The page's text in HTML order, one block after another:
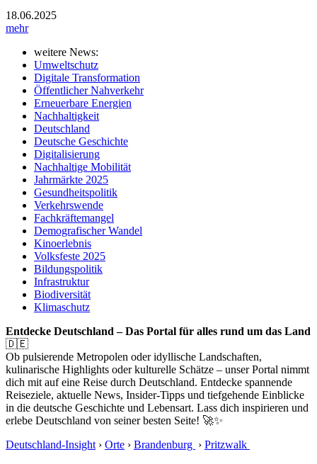
18.06.2025
mehr
weitere News:
Umweltschutz
Digitale Transformation
Öffentlicher Nahverkehr
Erneuerbare Energien
Nachhaltigkeit
Deutschland
Deutsche Geschichte
Digitalisierung
Nachhaltige Mobilität
Jahrmärkte 2025
Gesundheitspolitik
Verkehrswende
Fachkräftemangel
Demografischer Wandel
Kinoerlebnis
Volksfeste 2025
Bildungspolitik
Infrastruktur
Biodiversität
Klimaschutz
Entdecke Deutschland – Das Portal für alles rund um das Land
🇩🇪
Ob pulsierende Metropolen oder idyllische Landschaften,
kulinarische Highlights oder kulturelle Schätze – unser Portal nimmt
dich mit auf eine Reise durch Deutschland. Entdecke spannende
Reiseziele, aktuelle News, Insider-Tipps und tiefgehende Einblicke
in die deutsche Geschichte und Lebensart. Lass dich inspirieren und
erlebe Deutschland von seiner besten Seite! 🚀✨
Deutschland-Insight › Orte › Brandenburg › Pritzwalk